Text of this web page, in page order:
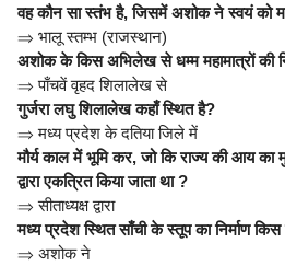
वह कौन सा स्तंभ है, जिसमें अशोक ने स्वयं को
⇒ भालू स्तम्भ (राजस्थान)
अशोक के किस अभिलेख से धम्म महामात्रों की
⇒पाँचवें वृहद शिलालेख से
गुर्जरा लघु शिलालेख कहाँ स्थित है?
⇒मध्य प्रदेश के दतिया जिले में
मौर्य काल में भूमि कर, जो कि राज्य की आय का
द्वारा एकत्रित किया जाता था ?
⇒सीताध्यक्ष द्वारा
मध्य प्रदेश स्थित साँची के स्तूप का निर्माण
⇒ अशोक ने